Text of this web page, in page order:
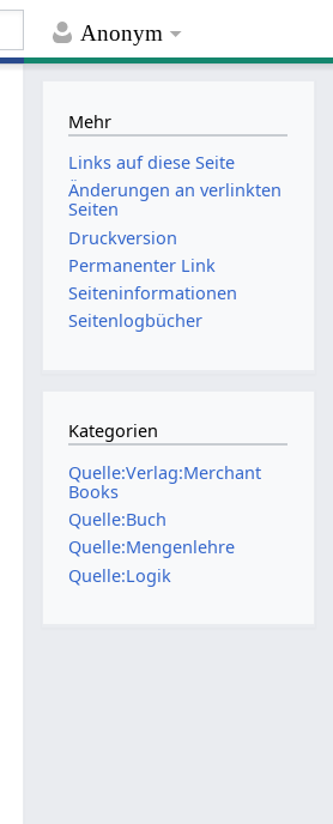
Anonym
Mehr
Links auf diese Seite
Änderungen an verlinkten
Seiten
Druckversion
Permanenter Link
Seiten­­informationen
Seitenlogbücher
Kategorien
Quelle:Verlag:Merchant
Books
Quelle:Buch
Quelle:Mengenlehre
Quelle:Logik